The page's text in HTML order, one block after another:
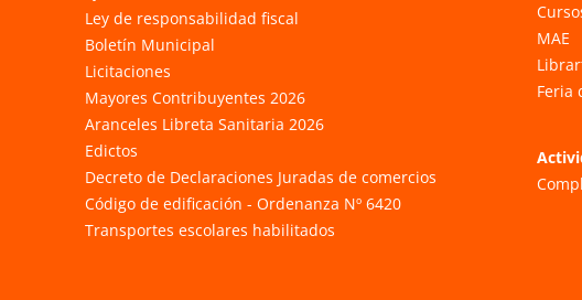
Ley de responsabilidad fiscal
Boletín Municipal
Licitaciones
Mayores Contribuyentes 2026
Aranceles Libreta Sanitaria 2026
Edictos
Decreto de Declaraciones Juradas de comercios
Código de edificación - Ordenanza Nº 6420
Transportes escolares habilitados
MAE
Feria